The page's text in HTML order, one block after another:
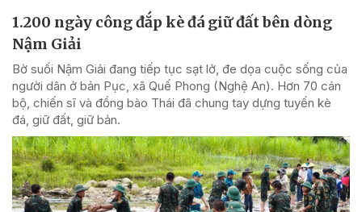
1.200 ngày công đắp kè đá giữ đất bên dòng
Nậm Giải
Bờ suối Nậm Giải đang tiếp tục sạt lở, đe dọa cuộc sống của
người dân ở bản Pục, xã Quế Phong (Nghệ An). Hơn 70 cán
bộ, chiến sĩ và đồng bào Thái đã chung tay dựng tuyến kè
đá, giữ đất, giữ bản.